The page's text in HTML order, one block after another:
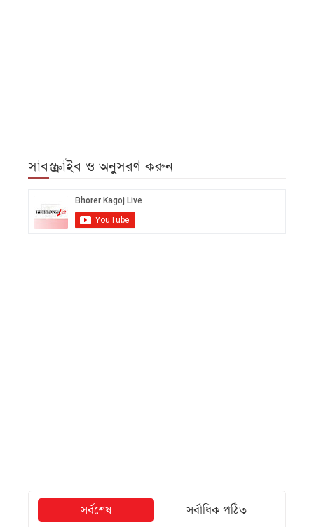
সাবস্ক্রাইব ও অনুসরণ করুন
সর্বশেষ
সর্বাধিক পঠিত